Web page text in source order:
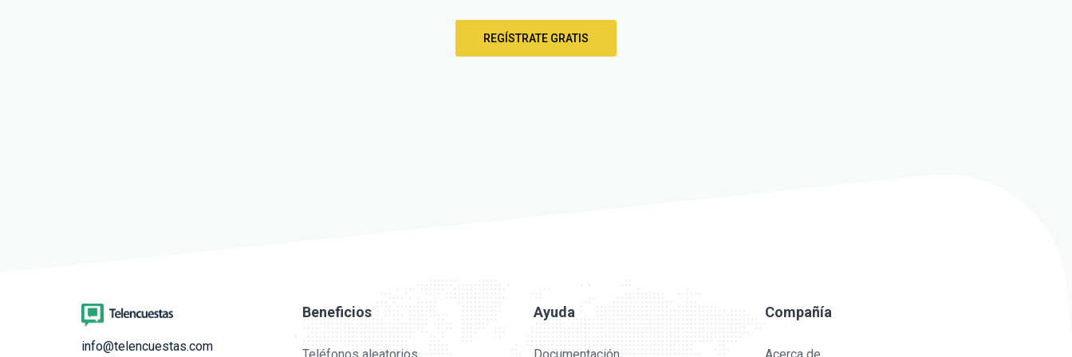
REGÍSTRATE GRATIS
info@telencuestas.com
Beneficios Ayuda Compañía